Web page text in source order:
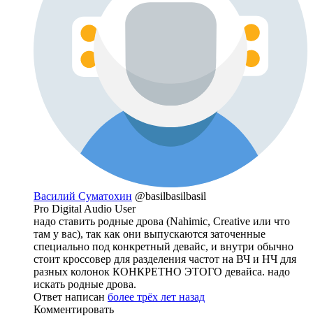
Василий Суматохин @basilbasilbasil
Pro Digital Audio User
надо ставить родные дрова (Nahimic, Creative или что
там у вас), так как они выпускаются заточенные
специально под конкретный девайс, и внутри обычно
стоит кроссовер для разделения частот на ВЧ и НЧ для
разных колонок КОНКРЕТНО ЭТОГО девайса. надо
искать родные дрова.
Ответ написан более трёх лет назад
Комментировать